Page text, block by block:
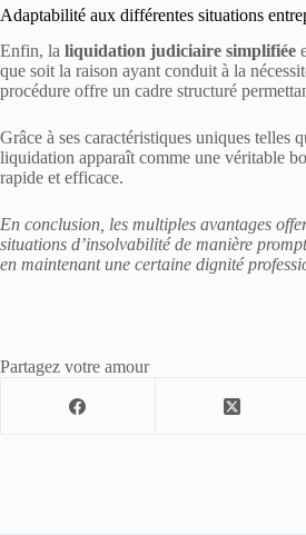
Adaptabilité aux différentes situations
Enfin, la liquidation judiciaire simplifiée
que soit la raison ayant conduit à la
procédure offre un cadre structuré
Grâce à ses caractéristiques uniques telles
liquidation apparaît comme une véritable
rapide et efficace.
En conclusion, les multiples avantages
situations d’insolvabilité de manière
en maintenant une certaine dignité
Partagez votre amour